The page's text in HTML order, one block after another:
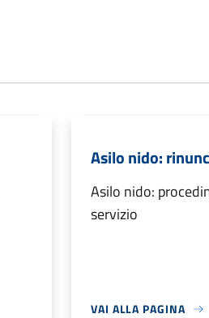
Asilo nido:
Asilo nido:
servizio
VAI ALLA PAGINA